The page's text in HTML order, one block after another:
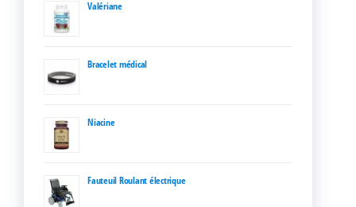
Valériane
Bracelet médical
Niacine
Fauteuil Roulant électrique